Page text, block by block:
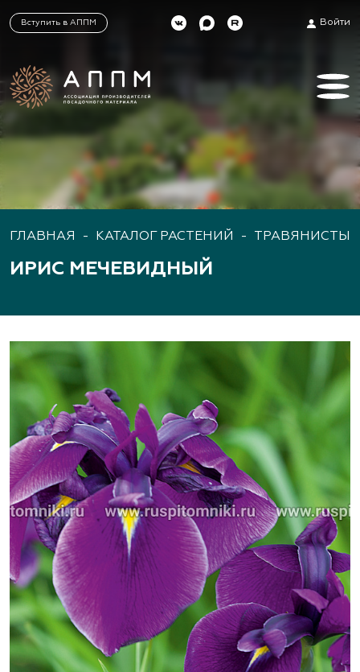
Вступить в АППМ Войти
ГЛАВНАЯ - КАТАЛОГ РАСТЕНИЙ -
ИРИС МЕЧЕВИДНЫЙ